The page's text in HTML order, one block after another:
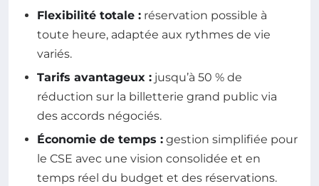
Flexibilité totale : réservation possible à
toute heure, adaptée aux rythmes de vie
variés.
Tarifs avantageux : jusqu’à 50 % de
réduction sur la billetterie grand public via
des accords négociés.
Économie de temps : gestion simplifiée pour
le CSE avec une vision consolidée et en
temps réel du budget et des réservations.